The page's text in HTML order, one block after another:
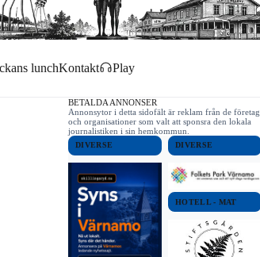
lunchKontakt Play
BETALDA ANNONSER
Annonsytor i detta sidofält är reklam från de företag
och organisationer som valt att sponsra den lokala
journalistiken i sin hemkommun.
DIVERSE DIVERSE
HOTELL - MAT